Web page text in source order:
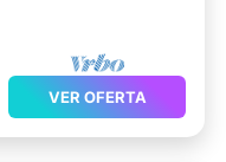
VER OFERTA